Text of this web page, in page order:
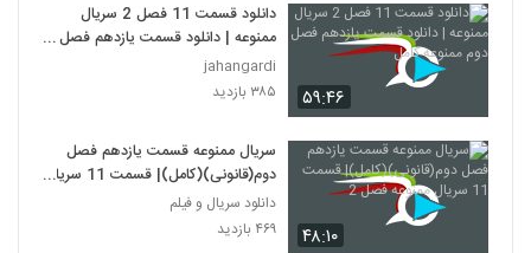
۵۹:۴۶
دانلود قسمت 11 فصل 2 سریال
ممنوعه | دانلود قسمت یازدهم فصل
دوم ممنوعه کامل
jahangardi
۳۸۵ بازدید
۴۸:۱۰
سریال ممنوعه قسمت یازدهم فصل
دوم(قانونی)(کامل)| قسمت 11 سریال
ممنوعه فصل 2
دانلود سریال و فیلم
۴۶۹ بازدید